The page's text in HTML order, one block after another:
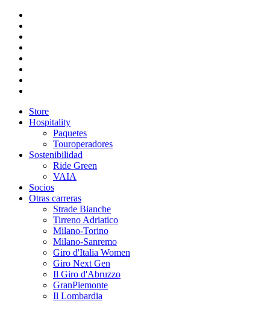
Store
Hospitality
Paquetes
Touroperadores
Sostenibilidad
Ride Green
VAIA
Socios
Otras carreras
Strade Bianche
Tirreno Adriatico
Milano-Torino
Milano-Sanremo
Giro d'Italia Women
Giro Next Gen
Il Giro d'Abruzzo
GranPiemonte
Il Lombardia